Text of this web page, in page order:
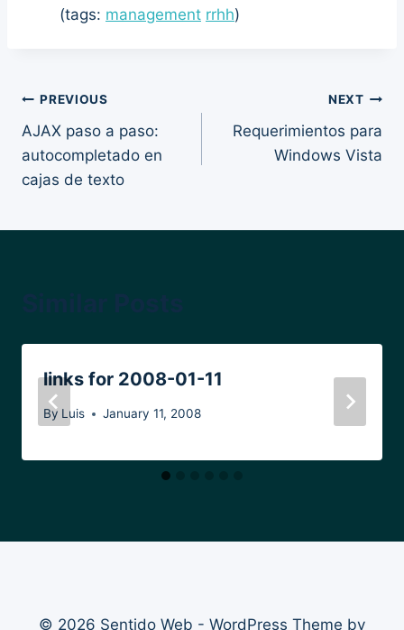
(tags: management rrhh)
Post
navigation
PREVIOUS
AJAX paso a paso:
autocompletado en
cajas de texto
NEXT
Requerimientos para
Windows Vista
links for 2008-01-11
By Luis January 11, 2008
© 2026 Sentido Web - WordPress Theme by